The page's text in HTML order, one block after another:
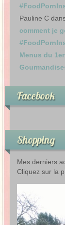
Pauline C
comment je
Menus du
Facebook
Shopping
Mes derniers
Cliquez sur la